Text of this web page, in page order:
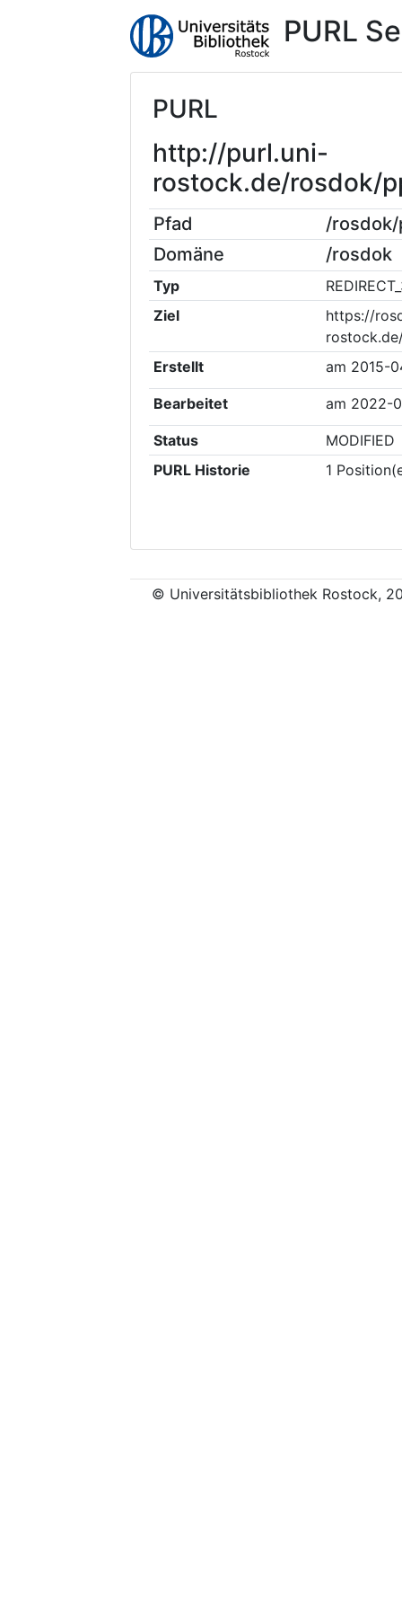
PURL
PURL
http://purl.uni-
rostock.de/rosdok/
Pfad
/
Domäne
/rosdok
Typ
Ziel
https://
Erstellt
am 2015-
Bearbeitet am 2022-
Status
MODIFIED
PURL Historie
1
© Universitätsbibliothek Rostock,